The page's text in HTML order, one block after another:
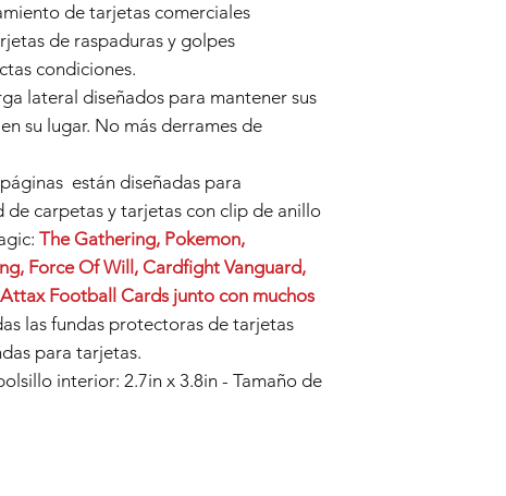
de tarjetas comerciales
de raspaduras y golpes
condiciones.
lateral diseñados para mantener sus
su lugar. No más derrames de
están diseñadas para
de carpetas y tarjetas con clip de anillo
The Gathering, Pokemon,
Force Of Will, Cardfight Vanguard,
Football Cards junto con muchos
las fundas protectoras de tarjetas
para tarjetas.
interior: 2.7in x 3.8in - Tamaño de